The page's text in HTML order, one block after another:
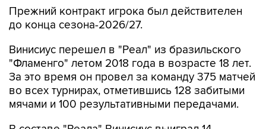
Прежний контракт игрока был действителен
до конца сезона-2026/27.
Винисиус перешел в "Реал" из бразильского
"Фламенго" летом 2018 года в возрасте 18 лет.
За это время он провел за команду 375 матчей
во всех турнирах, отметившись 128 забитыми
мячами и 100 результативными передачами.